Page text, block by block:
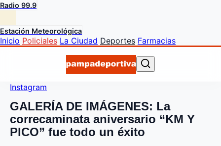
Radio 99.9
Estación Meteorológica
Inicio Policiales La Ciudad Deportes Farmacias
Instagram
GALERÍA DE IMÁGENES: La
correcaminata aniversario “KM Y
PICO” fue todo un éxito